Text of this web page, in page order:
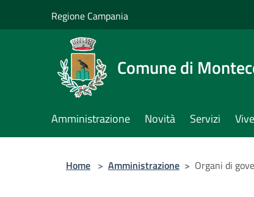
Regione Campania
Comune di
Amministrazione Novità Servizi
Home > Amministrazione > Organi di